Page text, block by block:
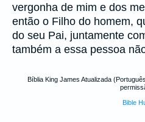
vergonha de mim e dos
então o Filho do homem,
do seu Pai, juntamente
também a essa pessoa
Bíblia King James Atualizada
Bible